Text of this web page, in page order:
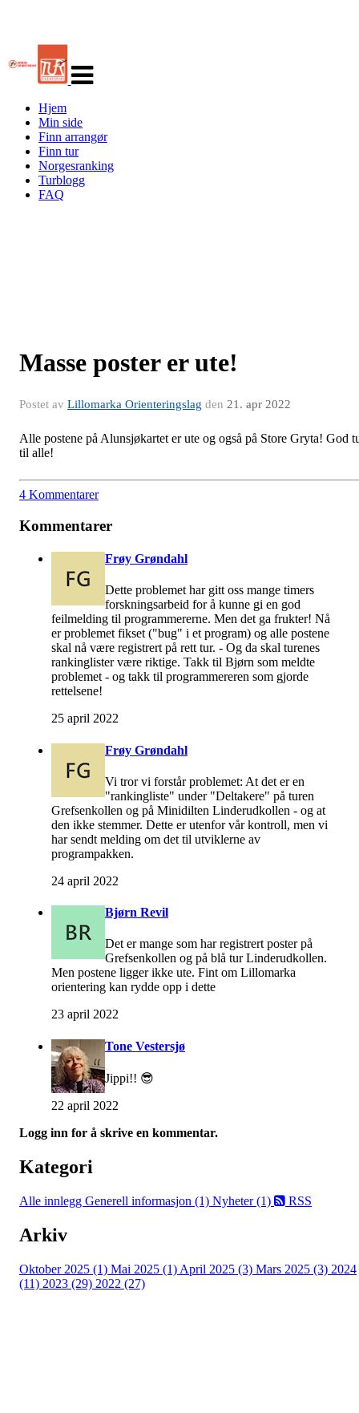
navigasjon
Hjem
Min side
Finn arrangør
Finn tur
Norgesranking
Turblogg
FAQ
Masse poster er ute!
Postet av Lillomarka Orienteringslag den 21. apr 2022
Alle postene på Alunsjøkartet er ute og også på Store Gryta! God
til alle!
4 Kommentarer
Kommentarer
Frøy Grøndahl
Dette problemet har gitt oss mange timers
forskningsarbeid for å kunne gi en god
feilmelding til programmererne. Men det ga frukter! Nå
er problemet fikset ("bug" i et program) og alle postene
skal nå være registrert på rett tur. - Og da skal turenes
rankinglister være riktige. Takk til Bjørn som meldte
problemet - og takk til programmereren som gjorde
rettelsene!
25 april 2022
Frøy Grøndahl
Vi tror vi forstår problemet: At det er en
"rankingliste" under "Deltakere" på turen
Grefsenkollen og på Minidilten Linderudkollen - og at
den ikke stemmer. Dette er utenfor vår kontroll, men vi
har sendt melding om det til utviklerne av
programpakken.
24 april 2022
Bjørn Revil
Det er mange som har registrert poster på
Grefsenkollen og på blå tur Linderudkollen.
Men postene ligger ikke ute. Fint om Lillomarka
orientering kan rydde opp i dette
23 april 2022
Tone Vestersjø
Jippi!! 😎
22 april 2022
Logg inn for å skrive en kommentar.
Kategori
Alle innlegg Generell informasjon (1) Nyheter (1) RSS
Arkiv
Oktober 2025 (1) Mai 2025 (1) April 2025 (3) Mars 2025 (3) 2024
(11) 2023 (29) 2022 (27)